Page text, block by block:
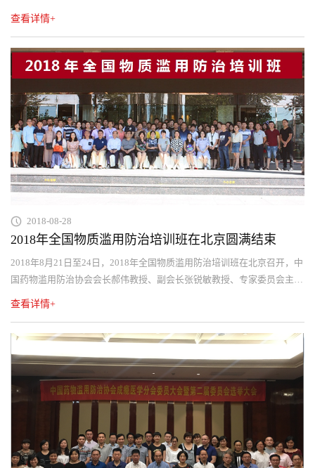
合酋长国进行了国家访问，受到常务副总理、内务部部长
查看详情+
2018-08-28
2018年全国物质滥用防治培训班在北京圆满结束
2018年8月21日至24日，2018年全国物质滥用防治培训班在北京召开，中
国药物滥用防治协会会长郝伟教授、副会长张锐敏教授、专家委员会主任
查看详情+